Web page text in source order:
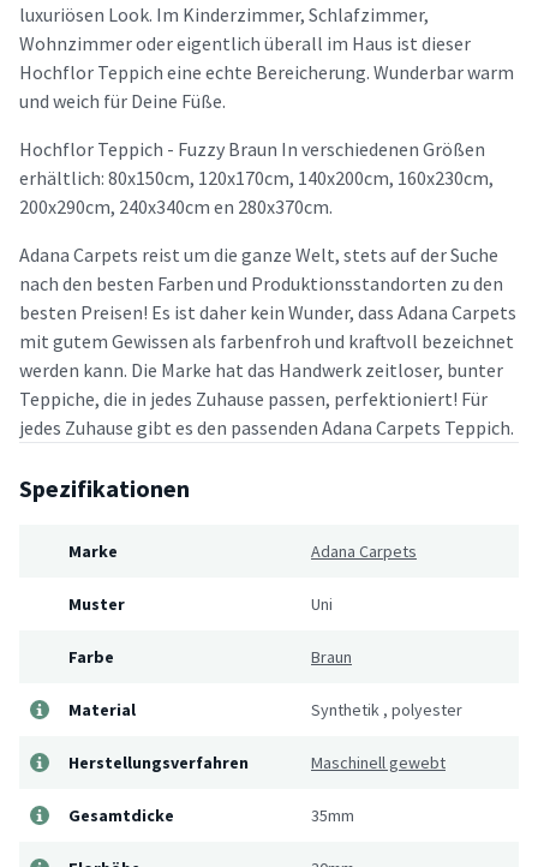
luxuriösen Look. Im Kinderzimmer, Schlafzimmer,
Wohnzimmer oder eigentlich überall im Haus ist dieser
Hochflor Teppich eine echte Bereicherung. Wunderbar warm
und weich für Deine Füße.
Hochflor Teppich - Fuzzy Braun In verschiedenen Größen
erhältlich: 80x150cm, 120x170cm, 140x200cm, 160x230cm,
200x290cm, 240x340cm en 280x370cm.
Adana Carpets reist um die ganze Welt, stets auf der Suche
nach den besten Farben und Produktionsstandorten zu den
besten Preisen! Es ist daher kein Wunder, dass Adana Carpets
mit gutem Gewissen als farbenfroh und kraftvoll bezeichnet
werden kann. Die Marke hat das Handwerk zeitloser, bunter
Teppiche, die in jedes Zuhause passen, perfektioniert! Für
jedes Zuhause gibt es den passenden Adana Carpets Teppich.
Spezifikationen
Marke Adana Carpets
Muster Uni
Farbe Braun
Material Synthetik , polyester
Herstellungsverfahren Maschinell gewebt
Gesamtdicke 35mm